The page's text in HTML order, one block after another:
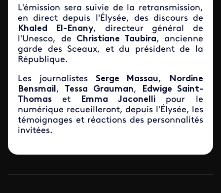
L'émission sera suivie de la retransmission,
en direct depuis l'Élysée, des discours de
Khaled El-Enany, directeur général de
l'Unesco, de Christiane Taubira, ancienne
garde des Sceaux, et du président de la
République.
Les journalistes Serge Massau,
Nordine
Bensmail, Tessa Grauman,
Edwige Saint-
Thomas et Emma Jaconelli pour le
numérique recueilleront, depuis l'Élysée, les
témoignages et réactions des personnalités
invitées.